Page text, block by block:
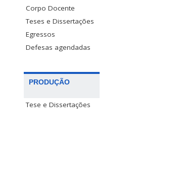
Corpo Docente
Teses e Dissertações
Egressos
Defesas agendadas
PRODUÇÃO
Tese e Dissertações